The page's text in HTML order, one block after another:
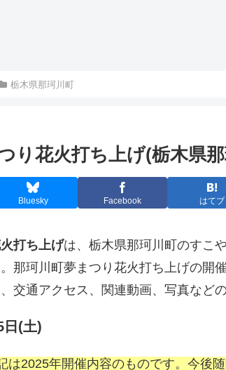
栃木県那珂川町
り花火打ち上げ(栃木県
Bluesky Facebook はてブ
打ち上げは、栃木県那珂川町のすこ
那珂川町夢まつり花火打ち上げの開
交通アクセス、関連動画、写真などの
日(土)
は2025年開催内容のものです。今後随